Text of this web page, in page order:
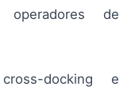
operadores de
docking e